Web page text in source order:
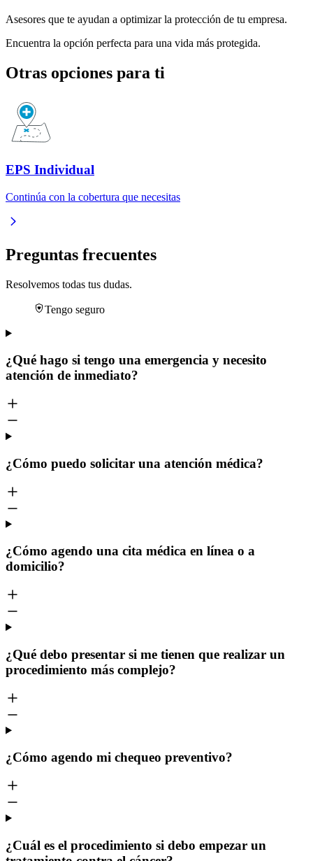
Asesores que te ayudan a optimizar la protección de tu empresa.
Encuentra la opción perfecta para una vida más protegida.
Otras opciones para ti
EPS Individual
Continúa con la cobertura que necesitas
Preguntas frecuentes
Resolvemos todas tus dudas.
Tengo seguro
¿Qué hago si tengo una emergencia y necesito
atención de inmediato?
¿Cómo puedo solicitar una atención médica?
¿Cómo agendo una cita médica en línea o a
domicilio?
¿Qué debo presentar si me tienen que realizar un
procedimiento más complejo?
¿Cómo agendo mi chequeo preventivo?
¿Cuál es el procedimiento si debo empezar un